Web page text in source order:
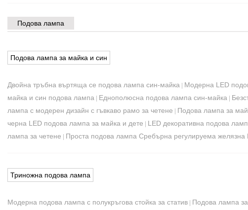
Подова лампа
Подова лампа за майка и син
Двойна тръбна въртяща се подова лампа син-майка | Модерна LED
майка и син подова лампа | Еднополюсна подова лампа син-майка |
лампа с модерен дизайн с гъвкаво рамо за четене | Подова лампа за
черна LED подова лампа за майка и дете | LED декоративна подова
лампа за четене | Проста подова лампа Сребърна регулируема желязна
Триножна подова лампа
Модерна подова лампа с полукръгова стойка за статив | Подова лампа